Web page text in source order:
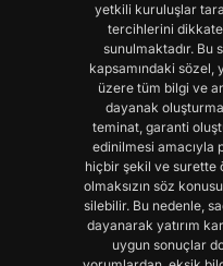
yetkili kuruluşlar
tercihlerini
sunulmaktadır. Bu
kapsamındaki sözel,
üzere tüm bilgi ve
dayanak
teminat, garanti
edinilmesi amacıyla
hiçbir şekil ve surette
olmaksızın söz
silebilir. Bu nedenle,
dayanarak yatırım
uygun sonuçlar